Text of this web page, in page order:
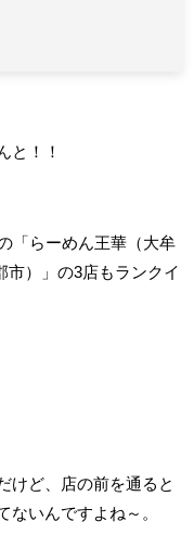
と！！
「らーめん王華（大牟
市）」の3店もランクイ
けど、店の前を通ると
ないんですよね～。